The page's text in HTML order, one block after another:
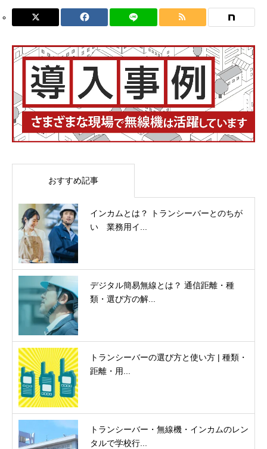
おすすめ記事
インカムとは？ トランシーバーとのちが
い 業務用イ...
デジタル簡易無線とは？ 通信距離・種
類・選び方の解...
トランシーバーの選び方と使い方 | 種類・
距離・用...
トランシーバー・無線機・インカムのレン
タルで学校行...